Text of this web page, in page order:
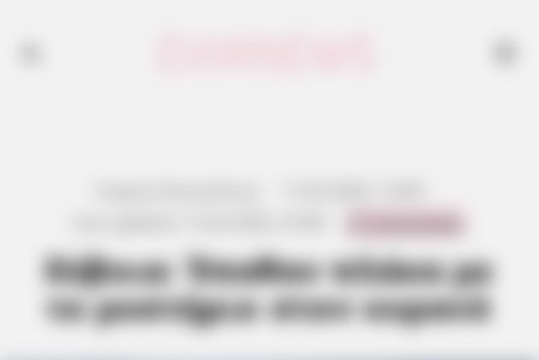
Εύβοια: Έπαθαν πλάκα με
το μυστήριο στον ουρανό